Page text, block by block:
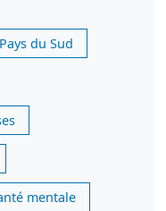
Pays du Sud
mentale